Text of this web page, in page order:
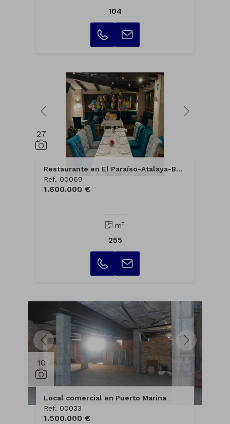
104
27
Restaurante en El Paraíso-Atalaya-Benama...
Ref. 00069
1.600.000 €
m2
255
10
Local comercial en Puerto Marina
Ref. 00033
1.500.000 €